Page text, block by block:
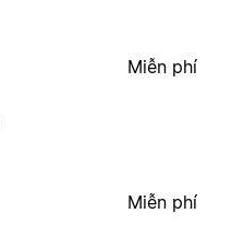
Miễn phí
Miễn phí